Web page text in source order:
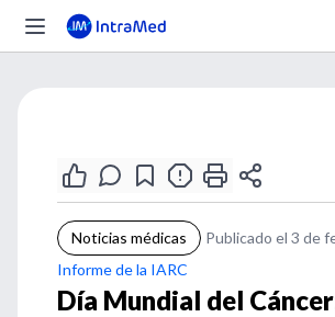
Noticias médicas
Publicado el 3 de
Informe de la IARC
Día Mundial del